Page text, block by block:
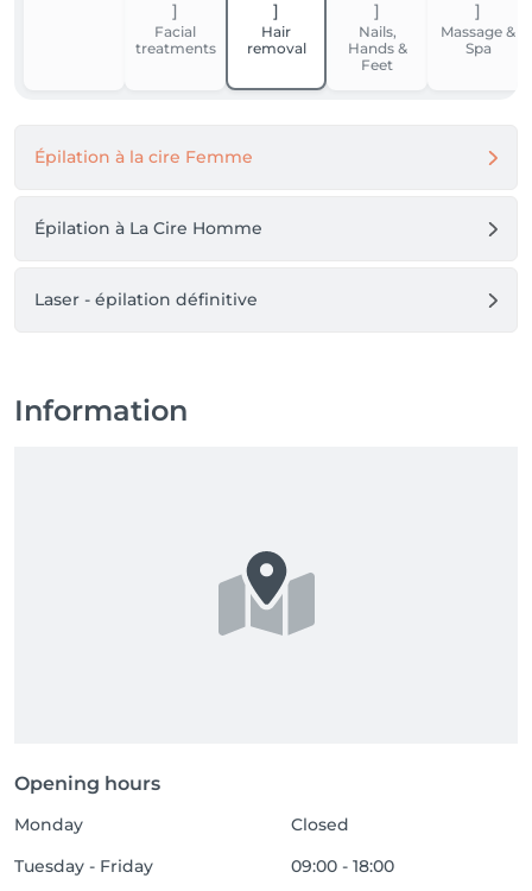
Un moment de bien-être et de légèreté à découvrir
dans notre institut ✨
l’avance sera facturé à 50 % du montant total du
Facial
treatments
Hair
removal
Nails,
Hands &
Feet
Massage &
Spa
Épilation à la cire Femme
Épilation à La Cire Homme
Laser - épilation définitive
Information
Opening hours
Monday
Closed
Tuesday - Friday
09:00 - 18:00